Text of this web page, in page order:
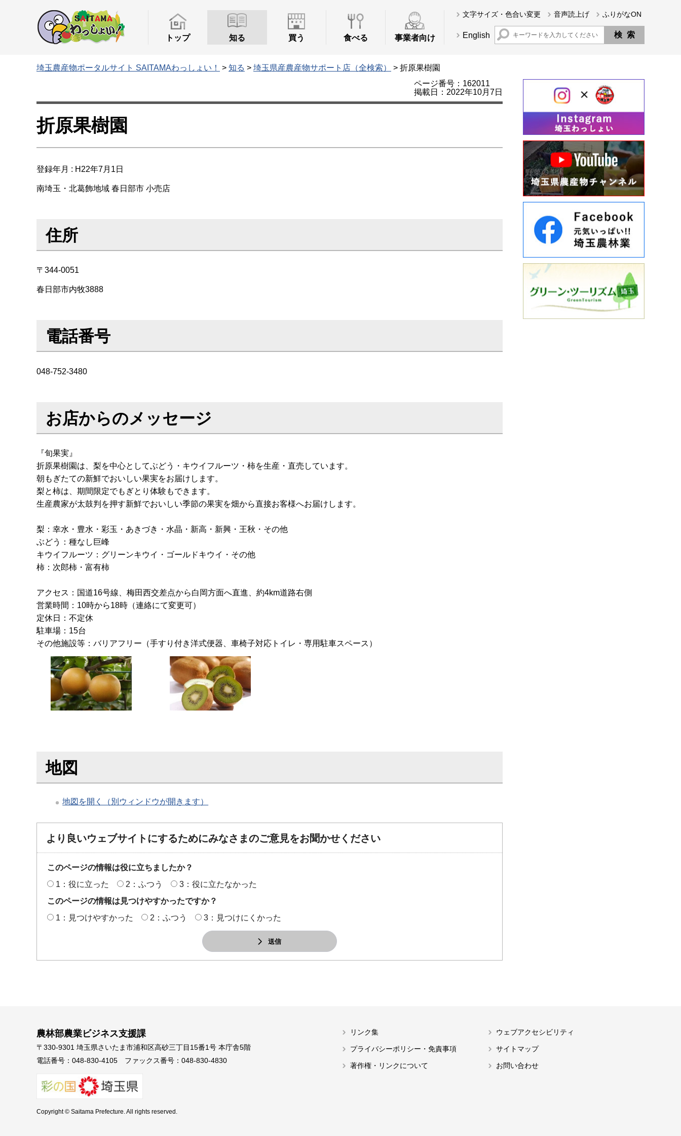
トップ 知る 買う 食べる 事業者向け
文字サイズ・色合い変更 音声読上げ ふりがなON
English
埼玉農産物ポータルサイト SAITAMAわっしょい！ > 知る > 埼玉県産農産物サポート店（全検索）
> 折原果樹園
ページ番号：162011
掲載日：2022年10月7日
折原果樹園
登録年月 : H22年7月1日
南埼玉・北葛飾地域 春日部市 小売店
住所
〒344-0051
春日部市内牧3888
電話番号
048-752-3480
お店からのメッセージ
『旬果実』
折原果樹園は、梨を中心としてぶどう・キウイフルーツ・柿を生産・直売しています。
朝もぎたての新鮮でおいしい果実をお届けします。
梨と柿は、期間限定でもぎとり体験もできます。
生産農家が太鼓判を押す新鮮でおいしい季節の果実を畑から直接お客様へお届けします。
梨：幸水・豊水・彩玉・あきづき・水晶・新高・新興・王秋・その他
ぶどう：種なし巨峰
キウイフルーツ：グリーンキウイ・ゴールドキウイ・その他
柿：次郎柿・富有柿
アクセス：国道16号線、梅田西交差点から白岡方面へ直進、約4km道路右側
営業時間：10時から18時（連絡にて変更可）
定休日：不定休
駐車場：15台
その他施設等：バリアフリー（手すり付き洋式便器、車椅子対応トイレ・専用駐車スペース）
地図
地図を開く（別ウィンドウが開きます）
より良いウェブサイトにするためにみなさまのご意見をお聞かせください
このページの情報は役に立ちましたか？
1：役に立った
2：ふつう
3：役に立たなかった
このページの情報は見つけやすかったですか？
1：見つけやすかった
2：ふつう 3：見つけにくかった
送信
農林部農業ビジネス支援課
〒330-9301 埼玉県さいたま市浦和区高砂三丁目15番1号 本庁舎5階
電話番号：048-830-4105 ファックス番号：048-830-4830
Copyright © Saitama Prefecture. All rights reserved.
リンク集
プライバシーポリシー・免責事項
著作権・リンクについて
ウェブアクセシビリティ
サイトマップ
お問い合わせ